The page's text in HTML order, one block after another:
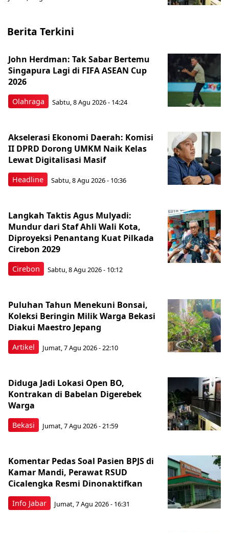
Berita Terkini
Olahraga
John Herdman: Tak Sabar Bertemu
Singapura Lagi di FIFA ASEAN Cup
2026
Sabtu, 8 Agu 2026 - 14:24
Headline
Akselerasi Ekonomi Daerah: Komisi
II DPRD Dorong UMKM Naik Kelas
Lewat Digitalisasi Masif
Sabtu, 8 Agu 2026 - 10:36
Cirebon
Langkah Taktis Agus Mulyadi:
Mundur dari Staf Ahli Wali Kota,
Diproyeksi Penantang Kuat Pilkada
Cirebon 2029
Sabtu, 8 Agu 2026 - 10:12
Artikel
Puluhan Tahun Menekuni Bonsai,
Koleksi Beringin Milik Warga Bekasi
Diakui Maestro Jepang
Jumat, 7 Agu 2026 - 22:10
Bekasi
Diduga Jadi Lokasi Open BO,
Kontrakan di Babelan Digerebek
Warga
Jumat, 7 Agu 2026 - 21:59
Info Jabar
Komentar Pedas Soal Pasien BPJS di
Kamar Mandi, Perawat RSUD
Cicalengka Resmi Dinonaktifkan
Jumat, 7 Agu 2026 - 16:31